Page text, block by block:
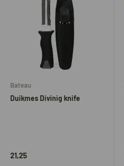
Bateau
Duikmes Divinig knife
21,25